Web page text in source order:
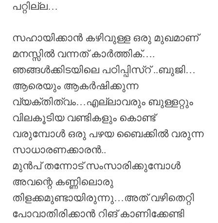
പറ്റില്ല…
സഹായിക്കാൻ കഴിവുള്ള ഒരു മുഖമാണ്
മനസ്സിൽ വന്നത് കാർത്തിക്….
ഞങ്ങൾക്കിടയിലെ പഠിപ്പിസ്റ് ..ബുജി…
ആരെയും ആകർഷിക്കുന്ന
വ്യക്തിത്വം…എല്ലാവരും ബുള്ളറ്റും
വിലകൂടിയ വണ്ടികളും കൊണ്ട്
വരുമ്പോൾ ഒരു പഴയ ബൈക്കിൽ വരുന്ന
സാധാരണക്കാരൻ..
മുൻപ് തന്നോട് സംസാരിക്കുമ്പോൾ
അവന്റെ കണ്ണിലൊരു
തിളക്കമുണ്ടായിരുന്നു…അത് വഴിതെറ്റി
പോവാതിരിക്കാൻ റിങ് കാണിക്കേണ്ടി